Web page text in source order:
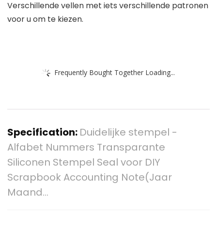
Verschillende vellen met iets verschillende patronen
voor u om te kiezen.
Frequently Bought Together Loading...
Specification: Duidelijke stempel -
Alfabet Nummers Transparante
Siliconen Stempel Seal voor DIY
Scrapbook Accounting Note(Jaar
Maand…